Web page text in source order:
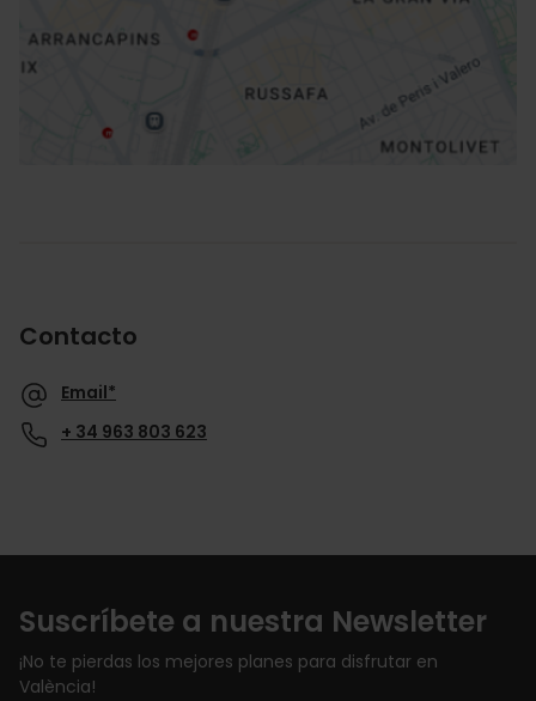
Cómo llegar
Contacto
Email*
+ 34 963 803 623
Suscríbete a nuestra Newsletter
¡No te pierdas los mejores planes para disfrutar en
València!